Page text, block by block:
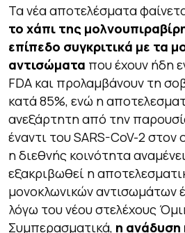
Τα νέα αποτελέσματα
το χάπι της
επίπεδο συγκριτικά με τα
αντισώματα που έχουν ήδη
FDA και προλαμβάνουν τη
κατά 85%, ενώ η
ανεξάρτητη από την
έναντι του SARS-CoV-2
η διεθνής κοινότητα
εξακριβωθεί η
μονοκλωνικών αντισωμάτων
λόγω του νέου στελέχους
Συμπερασματικά, η ανάδυση